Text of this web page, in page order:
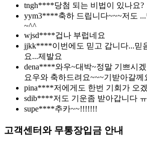
tngh****당첨 되는 비법이 있나요?
yym3****축하 드립니다~~~저도
~^^
wjsd****겁나 부럽네요
jjkk****이번에도 믿고 갑니다...믿
요...제발요
dena****와우~대박~정말 기쁘시
요우와 축하드려요~~~기받아갈께
pina****저에게도 한번 기회가 오
sdib****저도 기운좀 받아갑니다
supe****추카~~!!!!!!!
고객센터와 무통장입금 안내